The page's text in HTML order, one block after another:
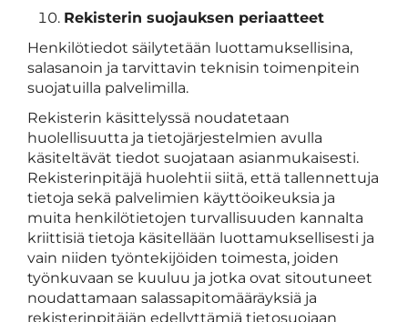
Rekisterin suojauksen periaatteet
Henkilötiedot säilytetään luottamuksellisina,
salasanoin ja tarvittavin teknisin toimenpitein
suojatuilla palvelimilla.
Rekisterin käsittelyssä noudatetaan
huolellisuutta ja tietojärjestelmien avulla
käsiteltävät tiedot suojataan asianmukaisesti.
Rekisterinpitäjä huolehtii siitä, että tallennettuja
tietoja sekä palvelimien käyttöoikeuksia ja
muita henkilötietojen turvallisuuden kannalta
kriittisiä tietoja käsitellään luottamuksellisesti ja
vain niiden työntekijöiden toimesta, joiden
työnkuvaan se kuuluu ja jotka ovat sitoutuneet
noudattamaan salassapitomääräyksiä ja
rekisterinpitäjän edellyttämiä tietosuojaan